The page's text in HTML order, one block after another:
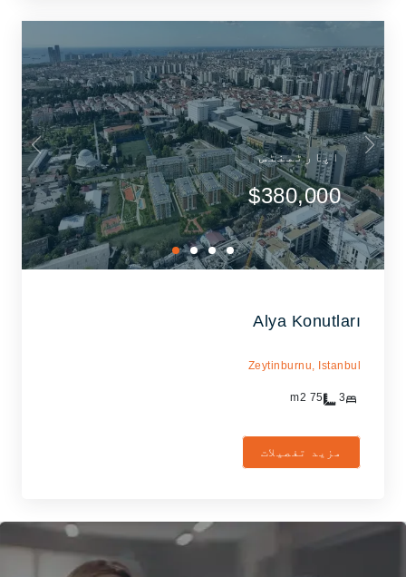
اپارٹمنٹس
$380,000
Alya Konutları
Zeytinburnu, Istanbul
3
75
مزید تفصیلات